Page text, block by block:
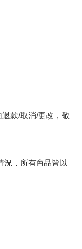
款/取消/更改，敬
況，所有商品皆以